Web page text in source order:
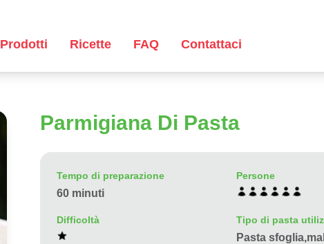
Prodotti Ricette FAQ Contattaci
Parmigiana Di Pasta
Tempo di preparazione
60 minuti
Persone
Difficoltà Tipo di pasta
Pasta